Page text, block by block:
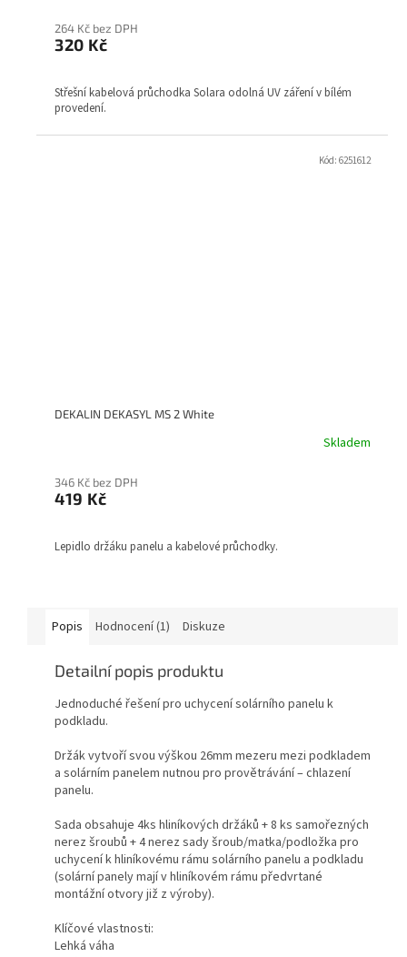
264 Kč bez DPH
320 Kč
Střešní kabelová průchodka Solara odolná UV záření v bílém
provedení.
DEKALIN DEKASYL MS 2 White
Skladem
346 Kč bez DPH
419 Kč
Lepidlo držáku panelu a kabelové průchodky.
Kód: 6251612
Popis Hodnocení (1) Diskuze
Detailní popis produktu
Jednoduché řešení pro uchycení solárního panelu k
podkladu.
Držák vytvoří svou výškou 26mm mezeru mezi podkladem
a solárním panelem nutnou pro provětrávání – chlazení
panelu.
Sada obsahuje 4ks hliníkových držáků + 8 ks samořezných
nerez šroubů + 4 nerez sady šroub/matka/podložka pro
uchycení k hliníkovému rámu solárního panelu a podkladu
(solární panely mají v hliníkovém rámu předvrtané
montážní otvory již z výroby).
Klíčové vlastnosti:
Lehká váha